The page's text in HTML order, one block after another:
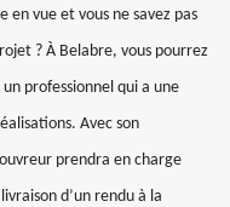
vue et vous ne savez pas
? À Belabre, vous pourrez
professionnel qui a une
Avec son
prendra en charge
d’un rendu à la